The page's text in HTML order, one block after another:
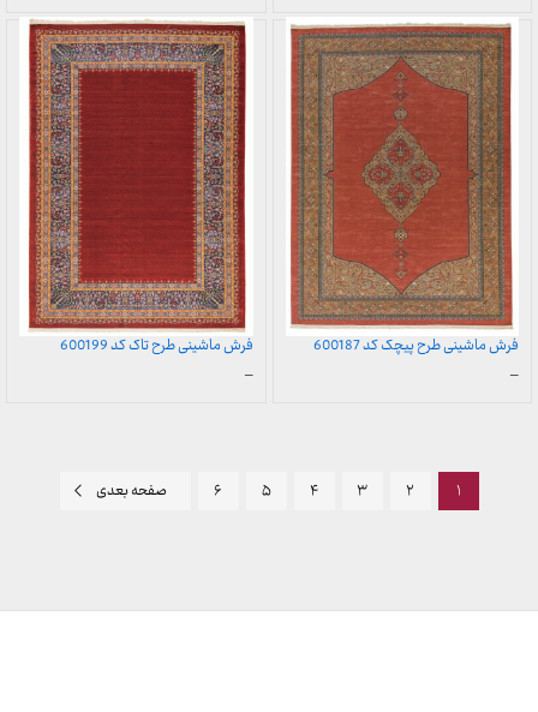
899,000 تومان
تا
23,999,000 تومان
فرش ماشینی طرح پیچک کد 600187
–محدوده
فرش ماشینی طرح تاک کد 600199
–محدوده
۱ ۲ ۳ ۴ ۵ ۶ صفحه بعدی